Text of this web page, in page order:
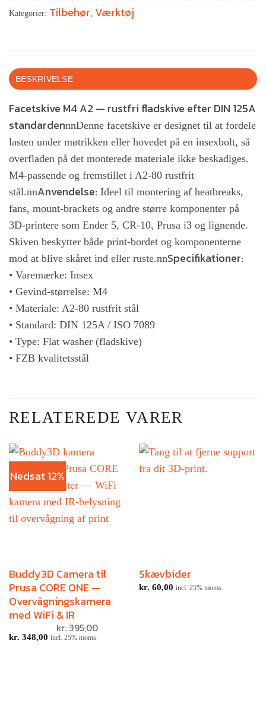
Kategorier: Tilbehør Værktøj
BESKRIVELSE
Facetskive M4 A2 — rustfri fladskive efter DIN 125A
standardennnDenne facetskive er designet til at fordele
lasten under møtrikken eller hovedet på en insexbolt, så
overfladen på det monterede materiale ikke beskadiges.
M4-passende og fremstillet i A2-80 rustfrit
stål.nnAnvendelse: Ideel til montering af heatbreaks,
fans, mount-brackets og andre større komponenter på
3D-printere som Ender 5, CR-10, Prusa i3 og lignende.
Skiven beskytter både print-bordet og komponenterne
mod at blive skåret ind eller ruste.nnSpecifikationer:
• Varemærke: Insex
• Gevind-størrelse: M4
• Materiale: A2-80 rustfrit stål
• Standard: DIN 125A / ISO 7089
• Type: Flat washer (fladskive)
• FZB kvalitetsstål
RELATEREDE VARER
Nedsat 12%
Buddy3D Camera til
Prusa CORE ONE —
Overvågningskamera
med WiFi & IR
kr.395,00
kr. 348,00 incl. 25% moms.
Skævbider
kr. 60,00 incl. 25% moms.